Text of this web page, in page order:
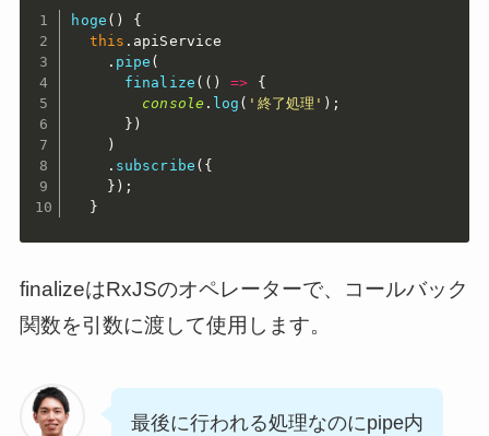
hoge ( )
{
this . apiService
. pipe (
finalize ( ( ) =>
{
console . log ( '終了処理' ) ;
} )
)
. subscribe ( {
} ) ;
}
finalizeはRxJSのオペレーターで、コールバック
関数を引数に渡して使用します。
最後に行われる処理なのにpipe内